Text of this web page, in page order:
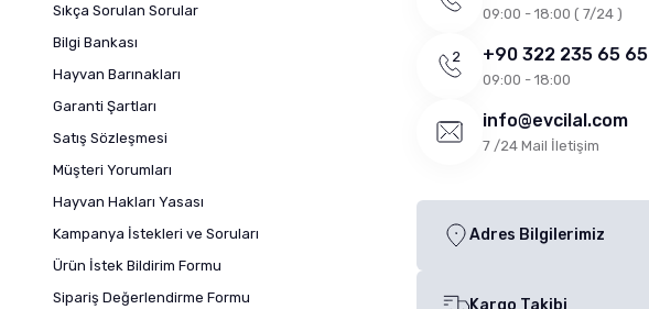
Sıkça Sorulan Sorular
Bilgi Bankası
Hayvan Barınakları
Garanti Şartları
Satış Sözleşmesi
Müşteri Yorumları
Hayvan Hakları Yasası
Kampanya İstekleri ve Soruları
Ürün İstek Bildirim Formu
Sipariş Değerlendirme Formu
09:00 - 18:00 ( 7/24 )
+90 322 235 65 65
09:00 - 18:00
info@evcilal.com
7 /24 Mail İletişim
Adres Bilgilerimiz
Kargo Takibi